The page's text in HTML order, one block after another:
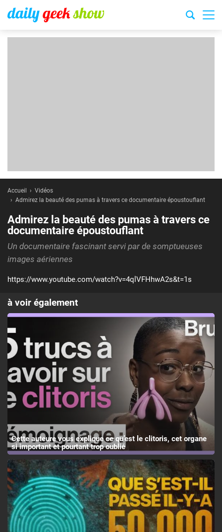
Accueil
Vidéos
Admirez la beauté des pumas à travers ce documentaire époustouflant
Admirez la beauté des pumas à travers ce
documentaire époustouflant
Un documentaire fascinant servi par de somptueuses
images aériennes
https://www.youtube.com/watch?v=4qlVFHhwA2s&t=1s
à voir également
Cette auteure vous explique ce qu’est le clitoris, cet organe
si important et pourtant trop oublié